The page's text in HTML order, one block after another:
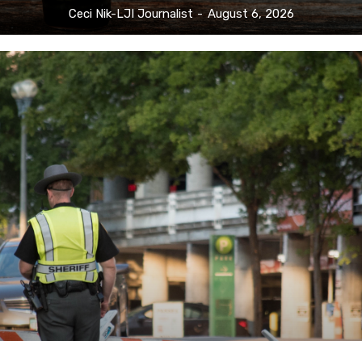
Ceci Nik-LJI Journalist - August 6, 2026